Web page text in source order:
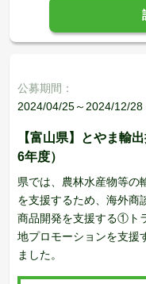
公募期間：
2024/04/25～2024/12/28
【富山県】とやま輸
6年度）
県では、農林水産物等の
を支援するため、海外商
商品開発を支援する①ト
地プロモーションを支援
ました。